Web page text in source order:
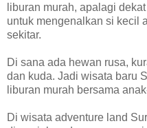
liburan murah, apalagi
untuk mengenalkan si kecil
sekitar.
Di sana ada hewan rusa,
dan kuda. Jadi wisata baru
liburan murah bersama
Di wisata adventure land